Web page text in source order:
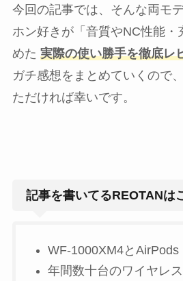
今回の記事では、そんな両モ
ホン好きが「音質やNC性能・
めた 実際の使い勝手を徹底レ
ガチ感想をまとめていくので
ただければ幸いです。
記事を書いてるREOTANは
WF-1000XM4とAirPods
年間数十台のワイヤレ